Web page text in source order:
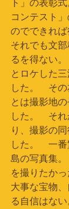
ト」の表彰
コンテスト
のでできれ
それでも文
るを得ない
とロケした
した。　そ
とは撮影地
した。　そ
り、撮影の
した。　一
島の写真集
を撮りたか
大事な宝物
る自信はな